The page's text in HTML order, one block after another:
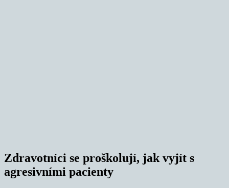
Zdravotníci se proškolují, jak vyjít s
agresivními pacienty